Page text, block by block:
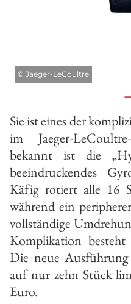
© Jaeger-LeCoultre
Sie ist eines der
im Jaeger-
bekannt ist die
beeindruckendes
Käfig rotiert alle 16
während ein
vollständige
Komplikation
Die neue
auf nur zehn Stück
Euro.